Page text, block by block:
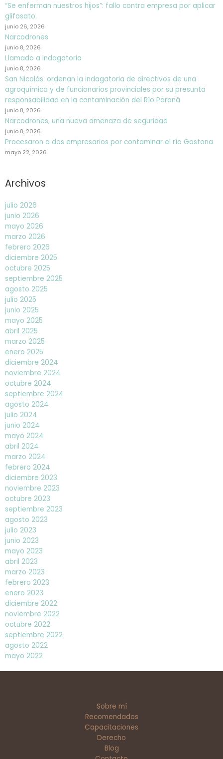
“Se enferman nuestros hijos”: fallo contra empresa por aplicar
glifosato.
junio 26, 2026
Narcodrones
junio 8, 2026
Llamado a indagatoria
junio 8, 2026
San Nicolás: ordenan la indagatoria de directivos de una
agroquímica y de funcionarios provinciales por su presunta
responsabilidad en la contaminación del Río Paraná
junio 8, 2026
Narcodrones, una nueva amenaza de seguridad
junio 8, 2026
Procesaron a dos empresarios por contaminar el río Gastona
mayo 22, 2026
Archivos
julio 2026
junio 2026
mayo 2026
marzo 2026
febrero 2026
diciembre 2025
octubre 2025
septiembre 2025
agosto 2025
julio 2025
junio 2025
mayo 2025
abril 2025
marzo 2025
enero 2025
diciembre 2024
noviembre 2024
octubre 2024
septiembre 2024
agosto 2024
julio 2024
junio 2024
mayo 2024
abril 2024
marzo 2024
febrero 2024
diciembre 2023
noviembre 2023
octubre 2023
septiembre 2023
agosto 2023
julio 2023
junio 2023
mayo 2023
abril 2023
marzo 2023
febrero 2023
enero 2023
diciembre 2022
noviembre 2022
octubre 2022
septiembre 2022
agosto 2022
mayo 2022
Sobre mí
Recomendados
Capacitaciones
Derecho
Blog